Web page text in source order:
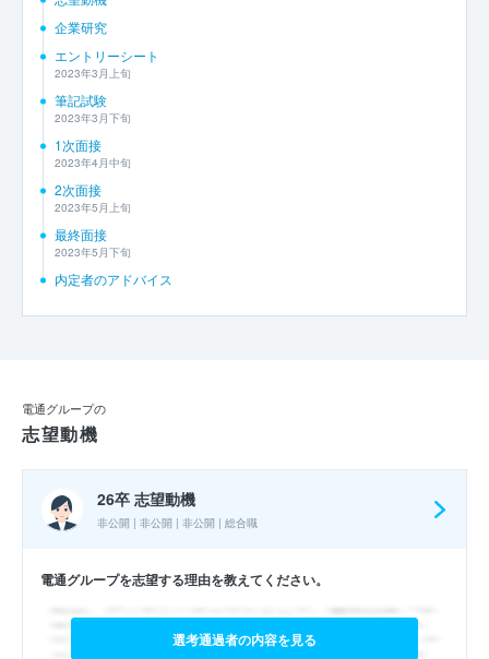
企業研究
エントリーシート
2023年3月上旬
筆記試験
2023年3月下旬
1次面接
2023年4月中旬
2次面接
2023年5月上旬
最終面接
2023年5月下旬
内定者のアドバイス
電通グループの
志望動機
26卒 志望動機
非公開 | 非公開 | 非公開 | 総合職
電通グループを志望する理由を教えてください。
選考通過者の内容を見る